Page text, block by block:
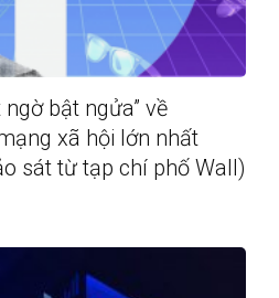
bật ngửa” về
xã hội lớn nhất
sát từ tạp chí phố Wall)